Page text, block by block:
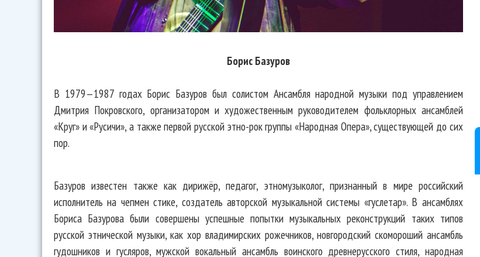
Борис Базуров
В 1979—1987 годах Борис Базуров был солистом Ансамбля народной музыки под управлением
Дмитрия Покровского, организатором и художественным руководителем фольклорных ансамблей
«Круг» и «Русичи», а также первой русской этно-рок группы «Народная Опера», существующей до сих
пор.
Базуров известен также как дирижёр, педагог, этномузыколог, признанный в мире российский
исполнитель на чепмен стике, создатель авторской музыкальной системы «гуслетар». В ансамблях
Бориса Базурова были совершены успешные попытки музыкальных реконструкций таких типов
русской этнической музыки, как хор владимирских рожечников, новгородский скомороший ансамбль
гудошников и гусляров, мужской вокальный ансамбль воинского древнерусского стиля, народная